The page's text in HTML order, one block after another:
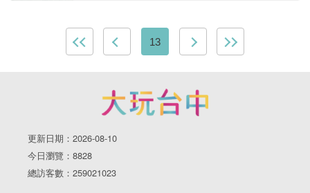
13
更新日期：2026-08-10
今日瀏覽：8828
總訪客數：259021023